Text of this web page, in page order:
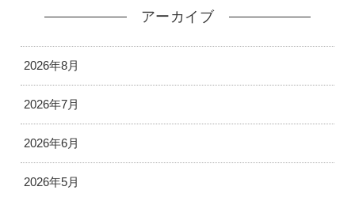
アーカイブ
2026年8月
2026年7月
2026年6月
2026年5月